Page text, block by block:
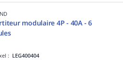
modulaire 4P - 40A - 6
: LEG400404